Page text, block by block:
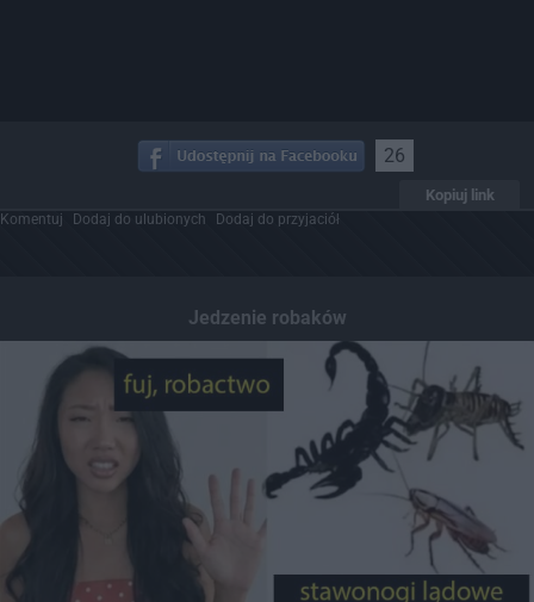
26
Kopiuj link
Komentuj Dodaj do ulubionych Dodaj do przyjaciół
Jedzenie robaków